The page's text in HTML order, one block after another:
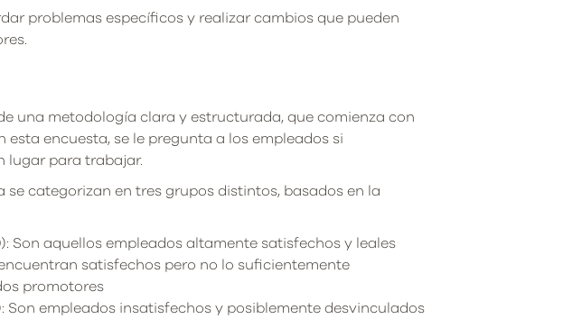
problemas específicos y realizar cambios que pueden
una metodología clara y estructurada, que comienza con
encuesta, se le pregunta a los empleados si
lugar para trabajar.
categorizan en tres grupos distintos, basados en la
Son aquellos empleados altamente satisfechos y leales
satisfechos pero no lo suficientemente
promotores
Son empleados insatisfechos y posiblemente desvinculados